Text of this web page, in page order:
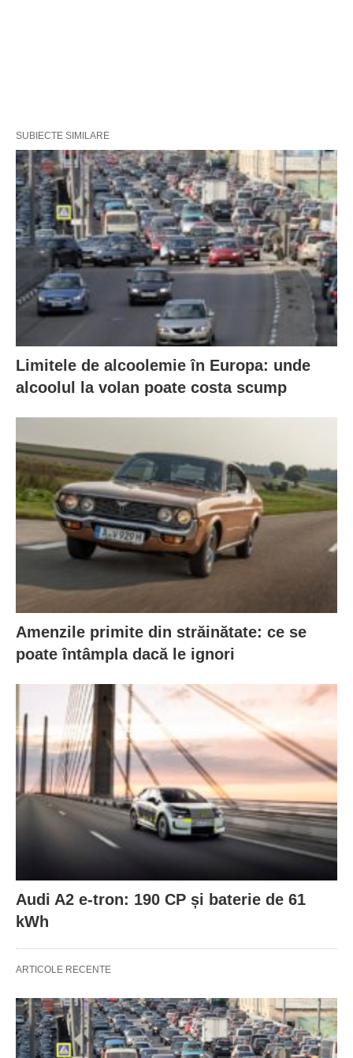
SUBIECTE SIMILARE
Limitele de alcoolemie în Europa: unde
alcoolul la volan poate costa scump
Amenzile primite din străinătate: ce se
poate întâmpla dacă le ignori
Audi A2 e-tron: 190 CP și baterie de 61
kWh
ARTICOLE RECENTE